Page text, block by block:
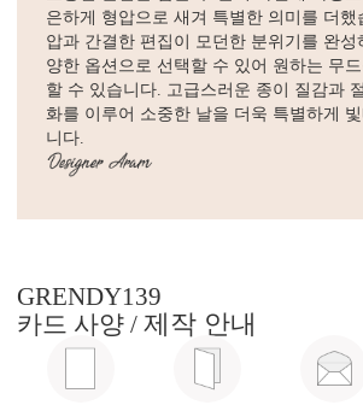
은하게 형압으로 새겨 특별한 의미를 더했
압과 간결한 편집이 모던한 분위기를 완
양한 옵션으로 선택할 수 있어 원하는 무
할 수 있습니다. 고급스러운 종이 질감과
화를 이루어 소중한 날을 더욱 특별하게
니다.
GRENDY139
카드 사양 / 제작 안내